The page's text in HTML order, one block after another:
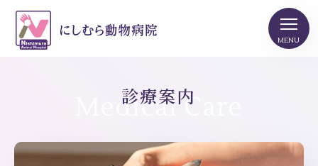
診療案内
Medical Care